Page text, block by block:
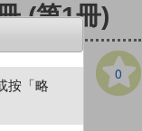
(第1冊)
0
按「略